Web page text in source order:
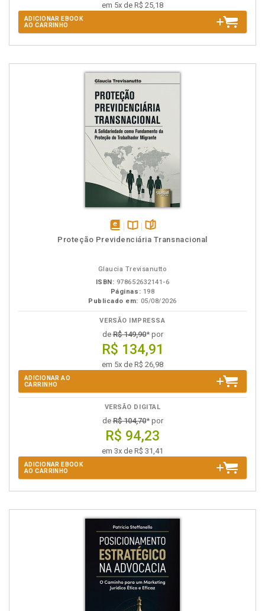
em 5x de R$ 25,18
ADICIONAR EBOOK
AO CARRINHO
disponívelDisponível
páginas
Proteção Previdenciária Transnacional
Glaucia Trevisanutto
ISBN: 978652632141-6
Páginas: 198
Publicado em: 05/08/2026
VERSÃO IMPRESSA
deR$ 149,90* por
R$ 134,91
em 5x de R$ 26,98
ADICIONAR AO
CARRINHO
VERSÃO DIGITAL
deR$ 104,70* por
R$ 94,23
em 3x de R$ 31,41
ADICIONAR EBOOK
AO CARRINHO